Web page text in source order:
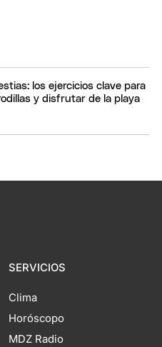
los ejercicios clave para
y disfrutar de la playa
SERVICIOS
Clima
Horóscopo
MDZ Radio